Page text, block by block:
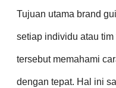
Tujuan utama brand
setiap individu atau
tersebut memahami
dengan tepat. Hal ini